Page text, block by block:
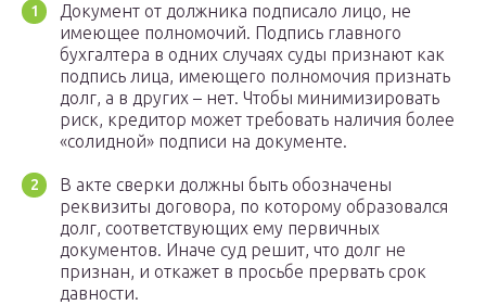
Документ от должника подписало лицо, не
имеющее полномочий. Подпись главного
бухгалтера в одних случаях суды признают как
подпись лица, имеющего полномочия признать
долг, а в других – нет. Чтобы минимизировать
риск, кредитор может требовать наличия более
«солидной» подписи на документе.
В акте сверки должны быть обозначены
реквизиты договора, по которому образовался
долг, соответствующих ему первичных
документов. Иначе суд решит, что долг не
признан, и откажет в просьбе прервать срок
давности.